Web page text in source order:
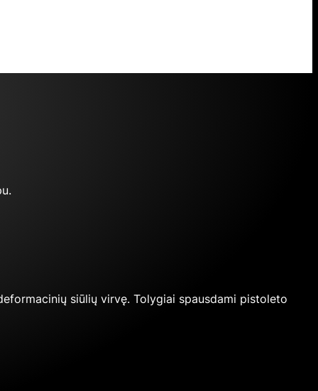
siūlių virvę. Tolygiai spausdami pistoleto